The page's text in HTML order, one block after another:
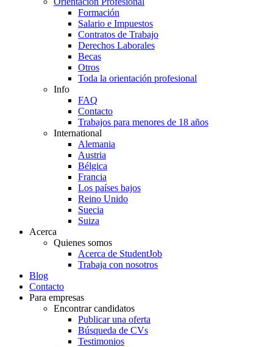
Formación
Salario e Impuestos
Contratos de Trabajo
Derechos Laborales
Becas
Otros
Toda la orientación profesional
Info
FAQ
Contacto
Trabajos para menores de 18 años
International
Alemania
Austria
Bélgica
Francia
Los países bajos
Reino Unido
Suecia
Suiza
Acerca
Quienes somos
Acerca de StudentJob
Trabaja con nosotros
Blog
Contacto
Para empresas
Encontrar candidatos
Publicar una oferta
Búsqueda de CVs
Testimonios